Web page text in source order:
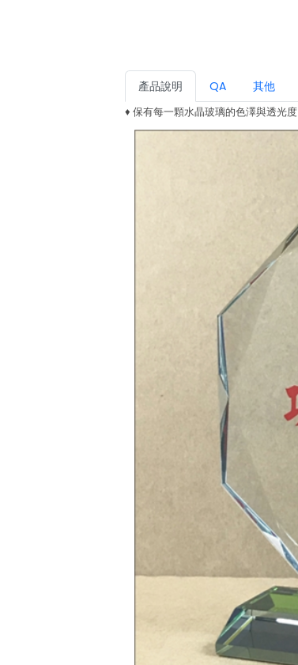
產品說明 QA 其他
♦ 保有每一顆水晶玻璃的色澤與透光度